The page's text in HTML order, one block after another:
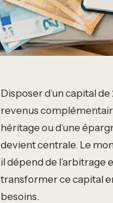
Disposer d’un capital
revenus
héritage ou d’une
devient centrale. Le
il dépend de l’arbitrage
transformer ce capital
besoins.